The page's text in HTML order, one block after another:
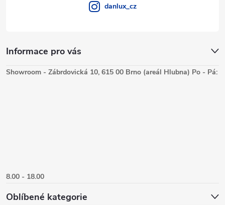
Informace pro vás
danlux_cz
Showroom - Zábrdovická 10, 615 00 Brno (areál Hlubna) Po - Pá:
8.00 - 18.00
Oblíbené kategorie